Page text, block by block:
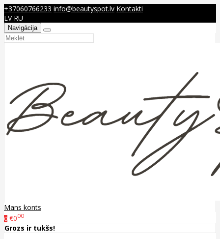
+37060766233 info@beautyspot.lv Kontakti
LV RU
Navigācija
Mans konts
0 €000
Grozs ir tukšs!